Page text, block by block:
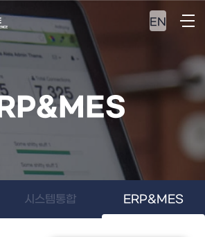
EN
시스템통합 ERP&MES